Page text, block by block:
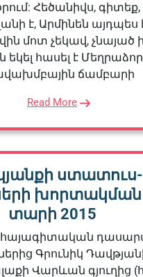
Հեծանիվս, գիտեք,
է, Արմինեն այդպես
մոտ չեկավ, չնայած
եկել հասել է Մեղրաձոր
ճամբարի
Read More
ստատուս-
խորտակման
տարի 2015
հայագիտական
Գրունիկ
Վարևան գյուղից